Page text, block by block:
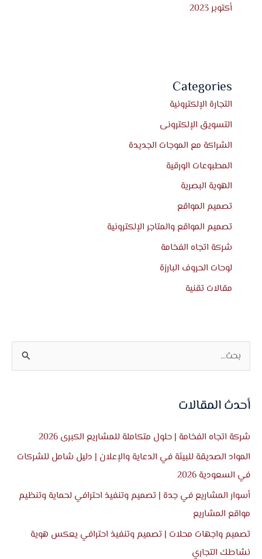
أكتوبر 2023
Categories
التجارة الإلكترونية
التسويق الإلكترونى
الشراكة مع الموجات الجديدة
المطبوعات الورقية
الهوية البصرية
تصميم المواقع
تصميم المواقع والمتاجر الإلكترونية
شركة اتجاه الفخامة
لوحات الحروف البارزة
مقالات تقنية
ل
ح
ث
أحدث المقالات
شركة اتجاه الفخامة | حلول متكاملة للمشاريع الكبرى 2026
المواد الصديقة للبيئة في الدعاية والإعلان | دليل شامل للشركات
في السعودية 2026
أسوار المشاريع في جدة | تصميم وتنفيذ احترافي لحماية وتنظيم
مواقع المشاريع
تصميم واجهات محلات | تصميم وتنفيذ احترافي يعكس هوية
نشاطك التجاري